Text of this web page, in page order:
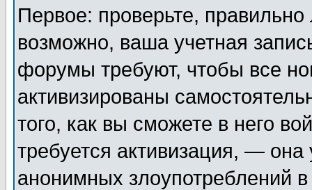
Первое: проверьте,
возможно, ваша учетная
форумы требуют, чтобы все
активизированы
того, как вы сможете в него
требуется активизация, —
анонимных злоупотреблений